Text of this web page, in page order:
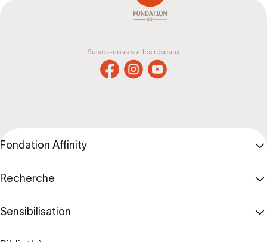
Suivez-nous sur les réseaux
Fondation Affinity
Recherche
Sensibilisation